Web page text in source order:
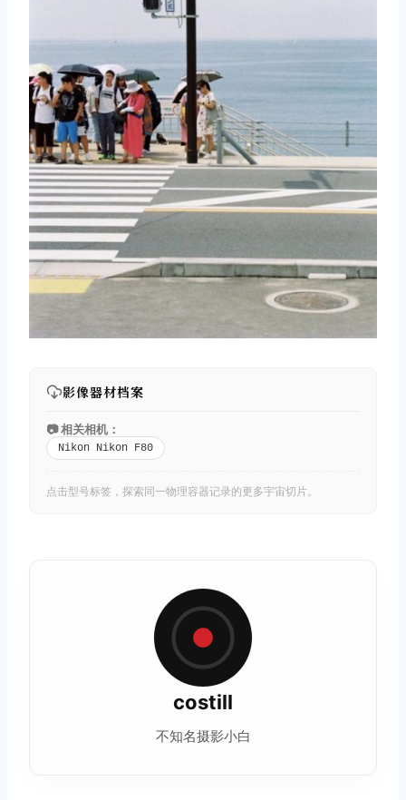
影像器材档案
📷 相关相机：
Nikon Nikon F80
点击型号标签，探索同一物理容器记录的更多宇宙切片。
costill
不知名摄影小白